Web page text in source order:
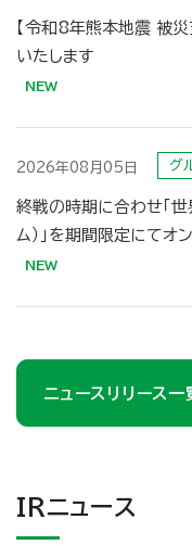
【令和8年熊本地震 被
2026年08月05日 グ
終戦の時期に合わせ「世
ム）」を期間限定にてオ
ニュースリリース一
IRニュース